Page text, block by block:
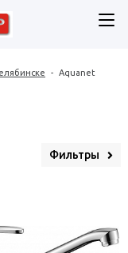
- Aquanet
Фильтры